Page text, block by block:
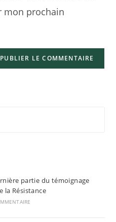
mon prochain
partie du témoignage
la Résistance